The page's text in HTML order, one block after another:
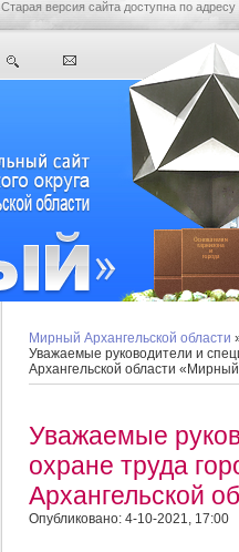
Старая версия сайта доступна по адресу
Мирный Архангельской области
Уважаемые руководители и
Архангельской области
Уважаемые
охране труда
Архангельской
Опубликовано: 4-10-2021, 17:00